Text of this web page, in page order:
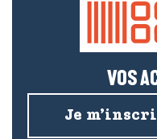
VOS
Je